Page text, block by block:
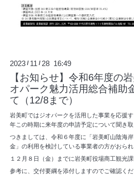
2023 / 11 / 28 16:49
【お知らせ】令和6年度の
オパーク魅力活用総合補助
て（12/8まで）
岩美町ではジオパークを活用した事業を応援
年この時期に来年度の申請予定について聞き取
つきましては、令和６年度に「岩美町山陰海
金」の利用を検討している事業者の方がおられ
１２月８日（金）までに岩美町役場商工観光
参考に、交付要綱を添付しますのでご確認くだ